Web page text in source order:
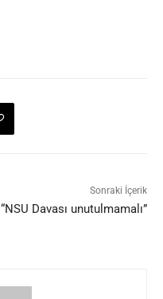
Sonraki İçerik
“NSU Davası unutulmamalı”